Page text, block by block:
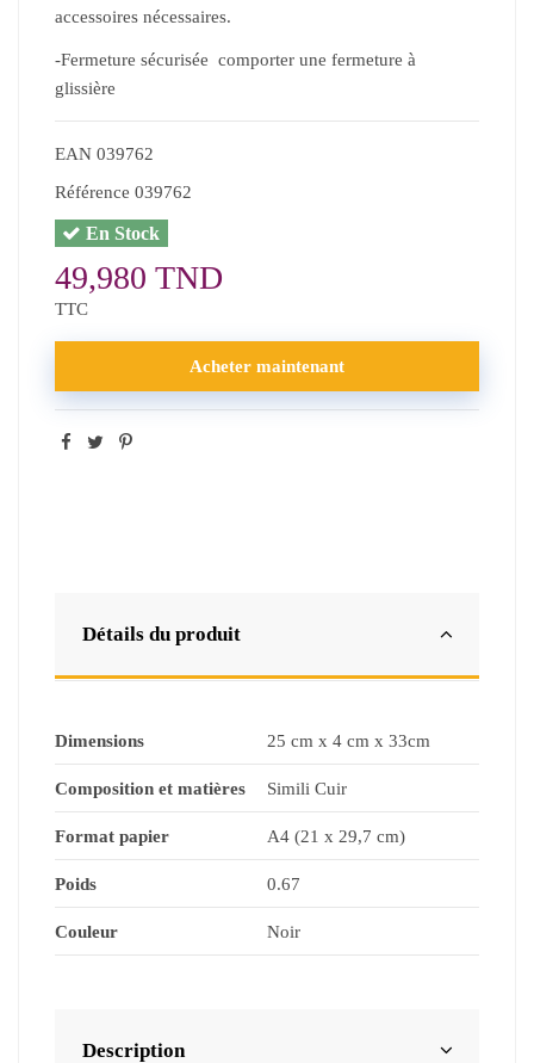
accessoires nécessaires.
-Fermeture sécurisée comporter une fermeture à
glissière
EAN 039762
Référence 039762
En Stock
49,980 TND
TTC
Acheter maintenant
Détails du produit
Dimensions 25 cm x 4 cm x 33cm
Composition et matières Simili Cuir
Format papier A4 (21 x 29,7 cm)
Poids 0.67
Couleur Noir
Description